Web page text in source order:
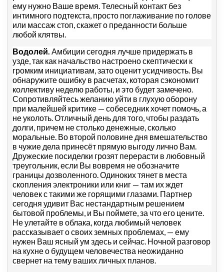
ему нужно Ваше время. Телесный контакт без
интимного подтекста, просто поглаживание по голове
или массаж стоп, скажет о преданности больше
любой клятвы.
Водолей. Амбиции сегодня лучше придержать в
узде, так как начальство настроено скептически к
громким инициативам, зато оценит усидчивость. Вы
обнаружите ошибку в расчетах, которая сэкономит
коллективу неделю работы, и это будет замечено.
Сопротивляйтесь желанию уйти в глухую оборону
при малейшей критике — собеседник хочет помочь, а
не уколоть. Отличный день для того, чтобы раздать
долги, причем не столько денежные, сколько
моральные. Во второй половине дня вмешательство
в чужие дела принесёт прямую выгоду лично Вам.
Дружеские посиделки грозят перерасти в любовный
треугольник, если Вы вовремя не обозначите
границы дозволенного. Одиноких тянет в места
скопления электроники или книг — там их ждет
человек с такими же горящими глазами. Партнер
сегодня удивит Вас нестандартным решением
бытовой проблемы, и Вы поймете, за что его цените.
Не улетайте в облака, когда любимый человек
рассказывает о своих земных проблемах, — ему
нужен Ваш ясный ум здесь и сейчас. Ночной разговор
на кухне о будущем человечества неожиданно
свернет на тему ваших личных планов.